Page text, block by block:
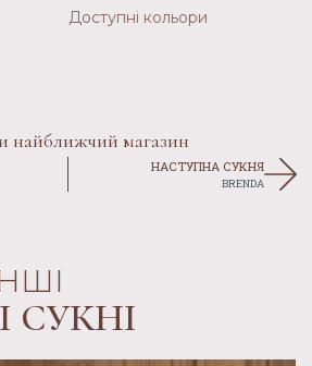
Доступні кольори
найближчий магазин
НАСТУПНА СУКНЯ
BRENDA
СУКНІ